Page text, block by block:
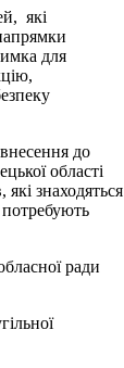
які
для
до
області
знаходяться
потребують
ради